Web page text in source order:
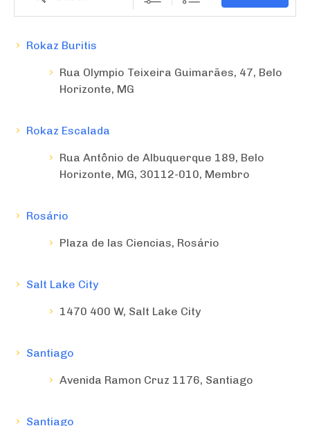
Rokaz Buritis
Rua Olympio Teixeira Guimarães, 47, Belo
Horizonte, MG
Rokaz Escalada
Rua Antônio de Albuquerque 189, Belo
Horizonte, MG, 30112-010, Membro
Rosário
Plaza de las Ciencias, Rosário
Salt Lake City
1470 400 W, Salt Lake City
Santiago
Avenida Ramon Cruz 1176, Santiago
Santiago